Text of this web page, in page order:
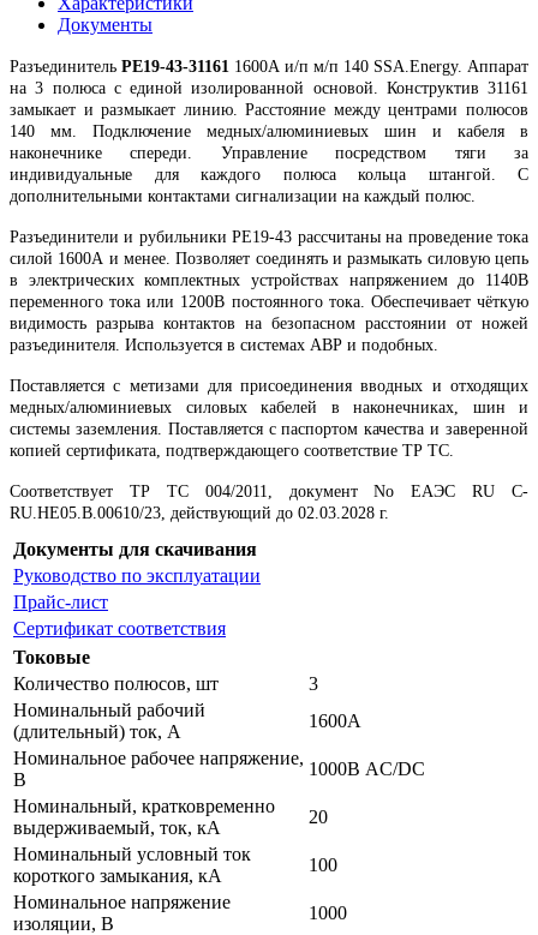
Документы
Разъединитель РЕ19-43-31161 1600А и/п м/п 140 SSA.Energy. Аппарат
на 3 полюса с единой изолированной основой. Конструктив 31161
замыкает и размыкает линию. Расстояние между центрами полюсов
140 мм. Подключение медных/алюминиевых шин и кабеля в
наконечнике спереди. Управление посредством тяги за
индивидуальные для каждого полюса кольца штангой. С
дополнительными контактами сигнализации на каждый полюс.
Разъединители и рубильники РЕ19-43 рассчитаны на проведение тока
силой 1600А и менее. Позволяет соединять и размыкать силовую цепь
в электрических комплектных устройствах напряжением до 1140В
переменного тока или 1200В постоянного тока. Обеспечивает чёткую
видимость разрыва контактов на безопасном расстоянии от ножей
разъединителя. Используется в системах АВР и подобных.
Поставляется с метизами для присоединения вводных и отходящих
медных/алюминиевых силовых кабелей в наконечниках, шин и
системы заземления. Поставляется с паспортом качества и заверенной
копией сертификата, подтверждающего соответствие ТР ТС.
Соответствует ТР ТС 004/2011, документ No ЕАЭС RU C-
RU.НЕ05.B.00610/23, действующий до 02.03.2028 г.
Документы для скачивания
Руководство по эксплуатации
Прайс-лист
Сертификат соответствия
Токовые
Количество полюсов, шт
3
Номинальный рабочий
(длительный) ток, А
1600А
Номинальное рабочее напряжение,
В
1000В AC/DC
Номинальный, кратковременно
выдерживаемый, ток, кА
20
Номинальный условный ток
короткого замыкания, кА
100
Номинальное напряжение
изоляции, В
1000